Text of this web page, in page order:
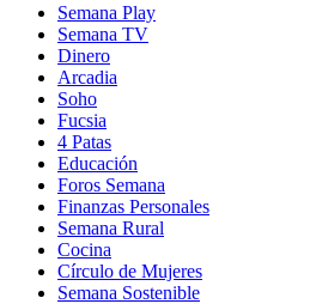
Semana Play
Semana TV
Dinero
Arcadia
Soho
in
new
window
Fucsia
in
new
window
4 Patas
Educación
Foros Semana
Finanzas Personales
Semana Rural
Cocina
Círculo de Mujeres
Semana Sostenible